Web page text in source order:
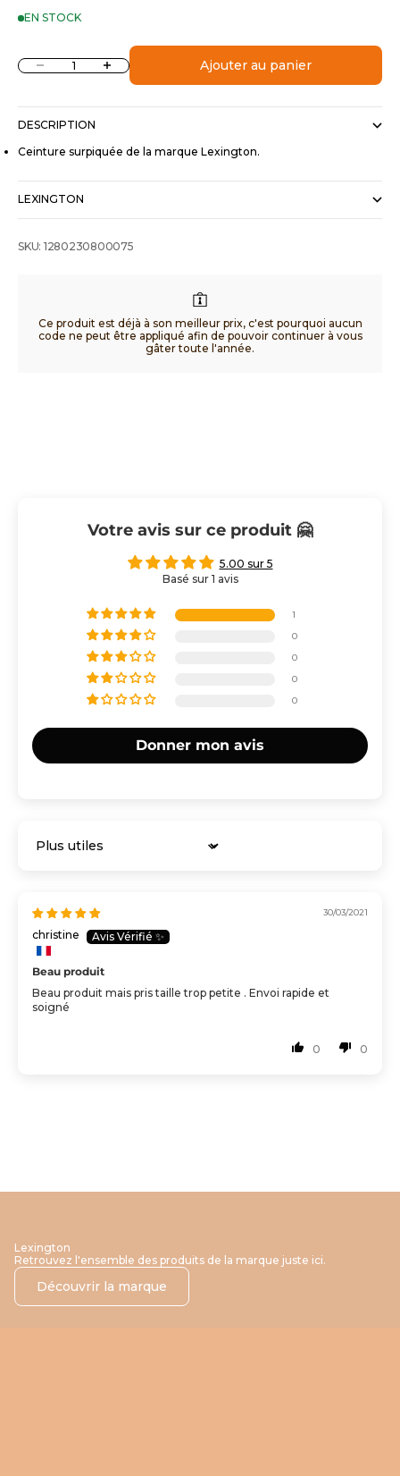
EN STOCK
Diminuer la quantitéAugmenter la quantitéAjouter au panier
DESCRIPTION
Ceinture surpiquée de la marque Lexington.
LEXINGTON
SKU: 1280230800075
Ce produit est déjà à son meilleur prix, c'est pourquoi aucun
code ne peut être appliqué afin de pouvoir continuer à vous
gâter toute l'année.
Votre avis sur ce produit 🤗
5.00 sur 5
Basé sur 1 avis
1
0
0
0
0
Donner mon avis
Sort by
30/03/2021
christine
Beau produit
Beau produit mais pris taille trop petite . Envoi rapide et
soigné
0 0
Lexington
Retrouvez l'ensemble des produits de la marque juste ici.
Découvrir la marque